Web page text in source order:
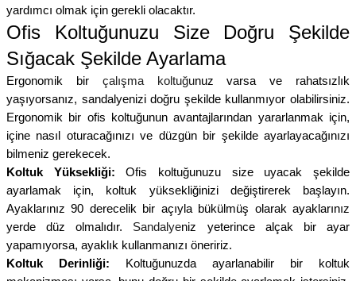
Sandalye
yardımcı olmak için gerekli olacaktır.
Ofis Koltuğunuzu Size Doğru Şekilde
Sığacak Şekilde Ayarlama
Ergonomik bir çalışma koltuğunuz varsa ve rahatsızlık
yaşıyorsanız, sandalyenizi doğru şekilde kullanmıyor olabilirsiniz.
Ergonomik bir ofis koltuğunun avantajlarından yararlanmak için,
içine nasıl oturacağınızı ve düzgün bir şekilde ayarlayacağınızı
bilmeniz gerekecek.
Koltuk Yüksekliği: Ofis koltuğunuzu size uyacak şekilde
ayarlamak için, koltuk yüksekliğinizi değiştirerek başlayın.
Ayaklarınız 90 derecelik bir açıyla bükülmüş olarak ayaklarınız
yerde düz olmalıdır. Sandalyeniz yeterince alçak bir ayar
yapamıyorsa, ayaklık kullanmanızı öneririz.
Koltuk Derinliği: Koltuğunuzda ayarlanabilir bir koltuk